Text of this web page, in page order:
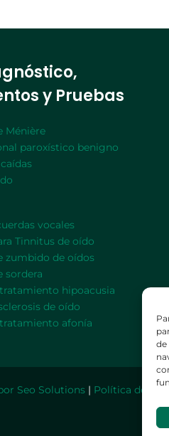
de
y Pruebas
Ménière
paroxístico benigno
vocales
Tinnitus de oído
zumbido de oídos
sordera
hipoacusia
de oído
afonía
Seo Solutions | Política de